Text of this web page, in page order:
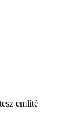
említé